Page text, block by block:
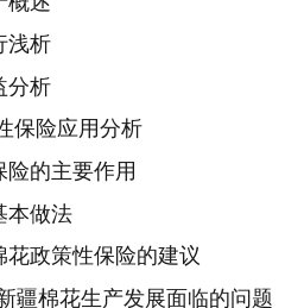
浅析
分析
保险应用分析
的主要作用
本做法
政策性保险的建议
疆棉花生产发展面临的问题